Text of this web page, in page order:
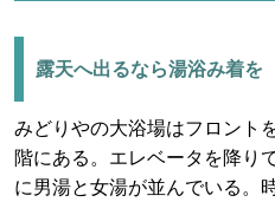
露天へ出るなら湯浴み着を
みどりやの大浴場はフロント
階にある。エレベータを降り
に男湯と女湯が並んでいる。